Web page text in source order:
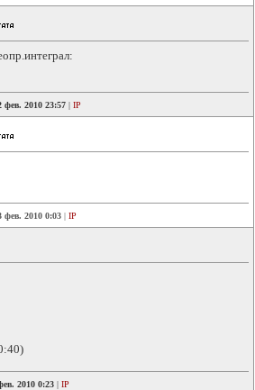
фев. 2010 23:57 | IP
фев. 2010 0:03 | IP
2010 0:23 | IP